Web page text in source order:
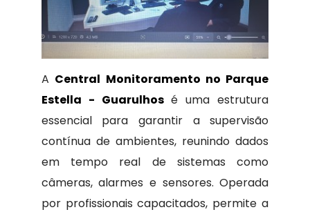
A Central Monitoramento no Parque
Estella - Guarulhosé uma estrutura
essencial para garantir a supervisão
contínua de ambientes, reunindo dados
em tempo real de sistemas como
câmeras, alarmes e sensores. Operada
por profissionais capacitados, permite a